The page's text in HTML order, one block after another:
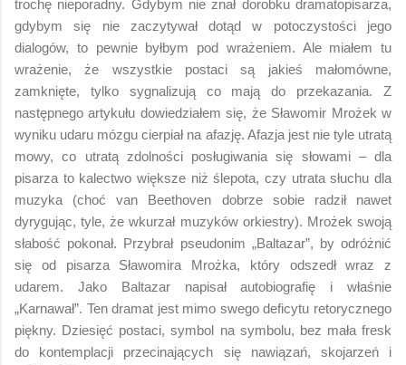
trochę nieporadny. Gdybym nie znał dorobku dramatopisarza,
gdybym się nie zaczytywał dotąd w potoczystości jego
dialogów, to pewnie byłbym pod wrażeniem. Ale miałem tu
wrażenie, że wszystkie postaci są jakieś małomówne,
zamknięte, tylko sygnalizują co mają do przekazania. Z
następnego artykułu dowiedziałem się, że Sławomir Mrożek w
wyniku udaru mózgu cierpiał na afazję. Afazja jest nie tyle utratą
mowy, co utratą zdolności posługiwania się słowami – dla
pisarza to kalectwo większe niż ślepota, czy utrata słuchu dla
muzyka (choć van Beethoven dobrze sobie radził nawet
dyrygując, tyle, że wkurzał muzyków orkiestry). Mrożek swoją
słabość pokonał. Przybrał pseudonim „Baltazar”, by odróżnić
się od pisarza Sławomira Mrożka, który odszedł wraz z
udarem. Jako Baltazar napisał autobiografię i właśnie
„Karnawał”. Ten dramat jest mimo swego deficytu retorycznego
piękny. Dziesięć postaci, symbol na symbolu, bez mała fresk
do kontemplacji przecinających się nawiązań, skojarzeń i